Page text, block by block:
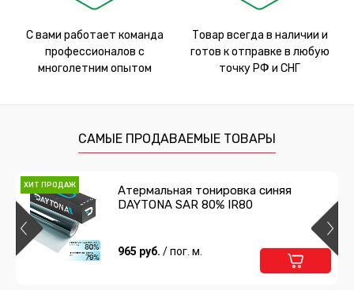
С вами работает команда
профессионалов с
многолетним опытом
Товар всегда в наличии и
готов к отправке в любую
точку РФ и СНГ
САМЫЕ ПРОДАВАЕМЫЕ ТОВАРЫ
ХИТ ПРОДАЖ
Атермальная тонировка синяя
DAYTONA SAR 80% IR80
965 руб. / пог. м.